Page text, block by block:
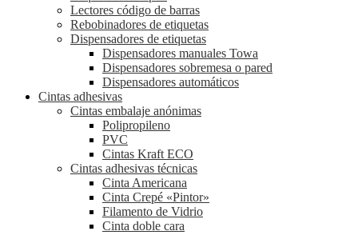
Lectores código de barras
Rebobinadores de etiquetas
Dispensadores de etiquetas
Dispensadores manuales Towa
Dispensadores sobremesa o pared
Dispensadores automáticos
Cintas adhesivas
Cintas embalaje anónimas
Polipropileno
PVC
Cintas Kraft ECO
Cintas adhesivas técnicas
Cinta Americana
Cinta Crepé «Pintor»
Filamento de Vidrio
Cinta doble cara